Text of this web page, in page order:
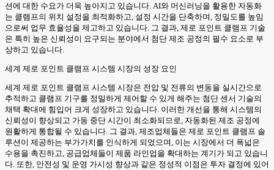
션에 대한 수요가 더욱 높아지고 있습니다. AI와 머신러닝을 활용한 자동화
는 클램프의 위치 설정을 최적화하고, 설정 시간을 단축하며, 정밀도를 높임
으로써 업무 효율성을 제고하고 있습니다. 그 결과, 제로 포인트 클램프 기술
은 특히 높은 신뢰성이 요구되는 분야에서 첨단 제조 공정의 필수 요소로 부
상하고 있습니다.
세계 제로 포인트 클램프 시스템 시장의 성장 요인
세계 제로 포인트 클램프 시스템 시장은 전압 및 전류의 변동을 실시간으로
추적하고 클램프 기구를 정밀하게 제어할 수 있게 해주는 첨단 센서 기술의
채택 확대에 힘입어 크게 성장하고 있습니다. 이러한 개선을 통해 시스템의
신뢰성이 향상되고 가동 중단 시간이 최소화되므로, 자동화된 제조 공정에
원활하게 통합될 수 있습니다. 그 결과, 제조업체들은 제로 포인트 클램프 솔
루션이 제공하는 부가가치를 인식하게 되었으며, 이는 시장에서 더 폭넓은
수용을 촉진하고, 공급업체들이 제품 라인업을 확대하는 계기가 되고 있습니
다. 또한, 안전성 및 운영 가시성 향상과 같은 정성적 이점은 투자 결정에 있어